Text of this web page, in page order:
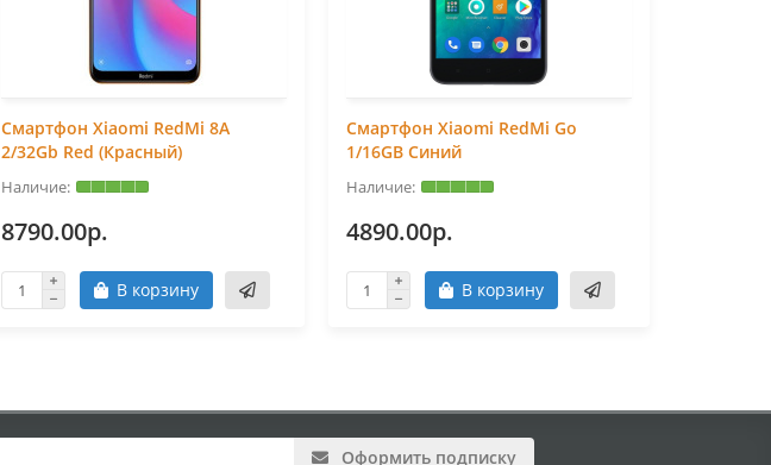
Смартфон Xiaomi RedMi 8A
2/32Gb Red (Красный)
8790.00р.
В корзину
Смартфон Xiaomi RedMi Go
1/16GB Синий
4890.00р.
В корзину
Оформить подписку